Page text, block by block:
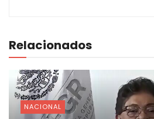
Relacionados
NACIONAL